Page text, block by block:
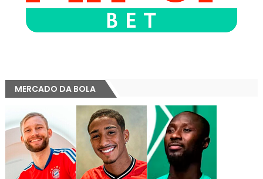
MERCADO DA BOLA